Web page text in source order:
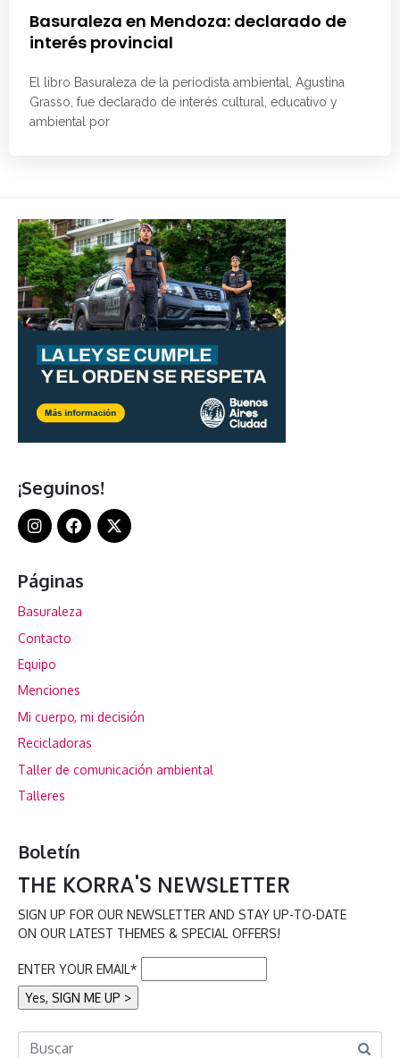
Basuraleza en Mendoza: declarado de
interés provincial
El libro Basuraleza de la periodista ambiental, Agustina
Grasso, fue declarado de interés cultural, educativo y
ambiental por
¡Seguinos!
Páginas
Basuraleza
Contacto
Equipo
Menciones
Mi cuerpo, mi decisión
Recicladoras
Taller de comunicación ambiental
Talleres
Boletín
THE KORRA'S NEWSLETTER
SIGN UP FOR OUR NEWSLETTER AND STAY UP-TO-DATE
ON OUR LATEST THEMES & SPECIAL OFFERS!
ENTER YOUR EMAIL*